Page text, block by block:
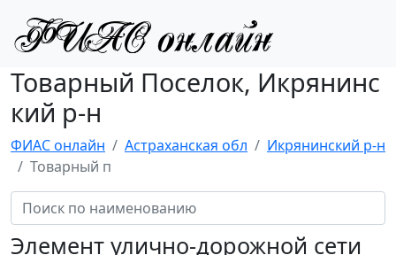
Товарный Поселок, Икрянинс
кий р-н
ФИАС онлайн Астраханская обл
Икрянинский р-н
Товарный п
Элемент улично-дорожной сети